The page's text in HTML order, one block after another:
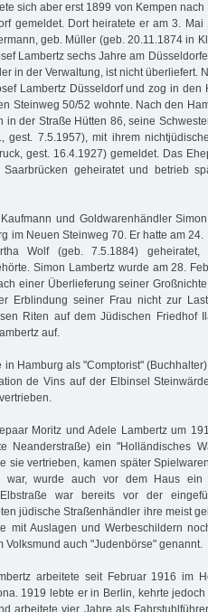
sich aber erst 1899 von Kempen
gemeldet. Dort heiratete er am 3.
geb. Müller (geb. 20.11.1874 in
Lambertz sechs Jahre am
in der Verwaltung, ist nicht überliefert.
Lambertz Düsseldorf und zog in den
Steinweg 50/52 wohnte. Nach den
in der Straße Hütten 86, seine
gest. 7.5.1957), mit ihrem
gest. 16.4.1927) gemeldet. Das
geheiratet und betrieb
und Goldwarenhändler
im Neuen Steinweg 70. Er hatte am
Wolf (geb. 7.5.1884) geheiratet,
Simon Lambertz wurde am 28.
einer Überlieferung seiner
Erblindung seiner Frau nicht zur
Riten auf dem Jüdischen Friedhof
auf.
in Hamburg als "Comptorist"
de Vins auf der Elbinsel
Moritz und Adele Lambertz um
Neanderstraße) ein "Holländisches
sie vertrieben, kamen später
war, wurde auch vor dem Haus ein
war bereits vor der
jüdische Straßenhändler ihre meist
mit Auslagen und Werbeschildern
Volksmund auch "Judenbörse" genannt.
arbeitete seit Februar 1916 im
1919 lebte er in Berlin, kehrte
arbeitete vier Jahre als